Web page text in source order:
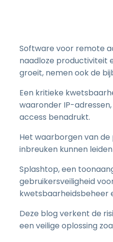
Software voor remote
naadloze productiviteit
groeit, nemen ook de
Een kritieke
waaronder IP-
access benadrukt.
Het waarborgen van de
inbreuken kunnen
Splashtop, een
gebruikersveiligheid
kwetsbaarheidsbeheer
Deze blog verkent de
een veilige oplossing